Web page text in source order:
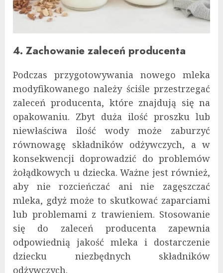
4. Zachowanie zaleceń producenta
Podczas przygotowywania nowego mleka
modyfikowanego należy ściśle przestrzegać
zaleceń producenta, które znajdują się na
opakowaniu. Zbyt duża ilość proszku lub
niewłaściwa ilość wody może zaburzyć
równowagę składników odżywczych, a w
konsekwencji doprowadzić do problemów
żołądkowych u dziecka. Ważne jest również,
aby nie rozcieńczać ani nie zagęszczać
mleka, gdyż może to skutkować zaparciami
lub problemami z trawieniem. Stosowanie
się do zaleceń producenta zapewnia
odpowiednią jakość mleka i dostarczenie
dziecku niezbędnych składników
odżywczych.